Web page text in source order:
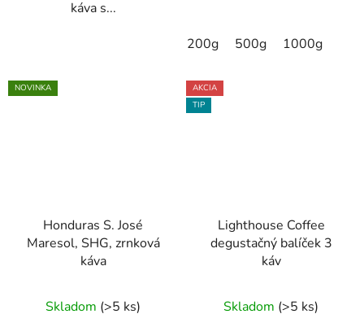
káva s...
200g 500g 1000g
NOVINKA
Honduras S. José
Maresol, SHG, zrnková
káva
hodnotenie
Skladom (>5 ks)
AKCIA
TIP
Lighthouse Coffee
degustačný balíček 3
káv
Skladom (>5 ks)